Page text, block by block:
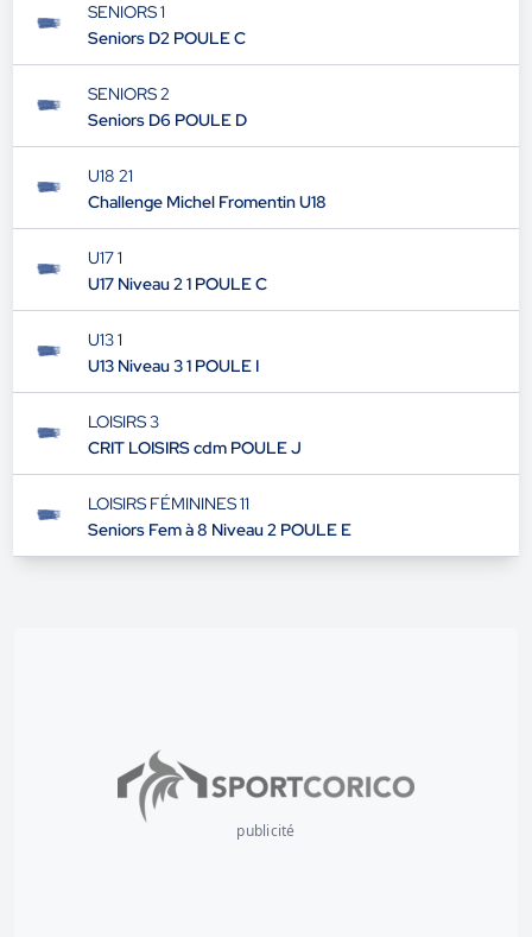
SENIORS 1
Seniors D2 POULE C
SENIORS 2
Seniors D6 POULE D
U18 21
Challenge Michel Fromentin U18
U17 1
U17 Niveau 2 1 POULE C
U13 1
U13 Niveau 3 1 POULE I
LOISIRS 3
CRIT LOISIRS cdm POULE J
LOISIRS FÉMININES 11
Seniors Fem à 8 Niveau 2 POULE E
publicité